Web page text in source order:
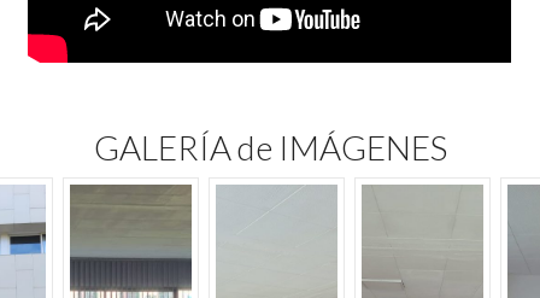
GALERÍA de IMÁGENES